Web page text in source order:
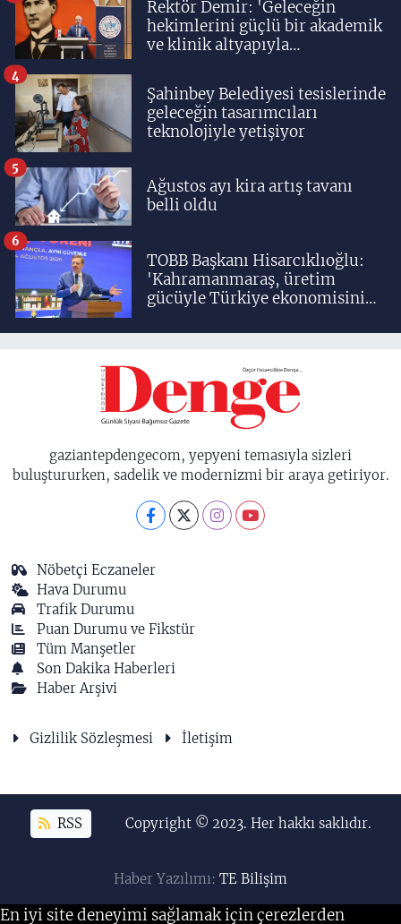
Rektör Demir: 'Geleceğin
hekimlerini güçlü bir akademik
ve klinik altyapıyla
Şahinbey Belediyesi tesislerinde
geleceğin tasarımcıları
teknolojiyle yetişiyor
4
Ağustos ayı kira artış tavanı
belli oldu
5
TOBB Başkanı Hisarcıklıoğlu:
'Kahramanmaraş, üretim
gücüyle Türkiye ekonomisinin
birisidir'
6
gaziantepdengecom, yepyeni temasıyla sizleri
buluştururken, sadelik ve modernizmi bir araya getiriyor.
Nöbetçi Eczaneler
Hava Durumu
Trafik Durumu
Puan Durumu ve Fikstür
Tüm Manşetler
Son Dakika Haberleri
Haber Arşivi
Gizlilik Sözleşmesi İletişim
RSS Copyright © 2023. Her hakkı saklıdır.
Haber Yazılımı: TE Bilişim
En iyi site deneyimi sağlamak için çerezlerden